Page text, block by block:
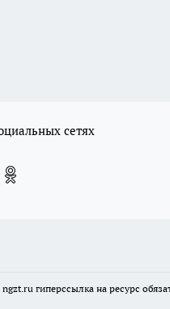
сетях
гиперссылка на ресурс